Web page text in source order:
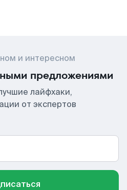
и интересном
предложениями
лайфхаки,
от экспертов